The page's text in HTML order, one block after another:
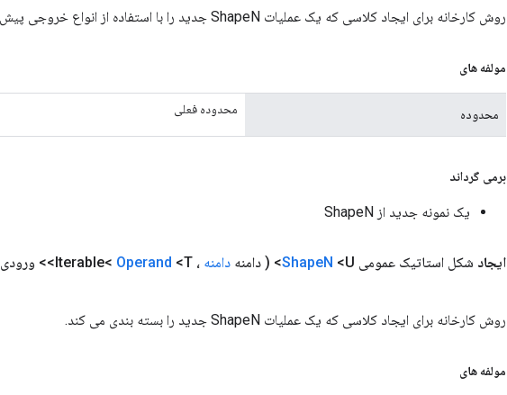
روش کارخانه برای ایجاد کلاسی که یک عملیات ShapeN جدید را با استفاده از انواع خروجی پیش‌فرض بسته بندی می‌کند.
مولفه های
محدوده محدوده فعلی
برمی گرداند
یک نمونه جدید از ShapeN
ایجاد شکل استاتیک عمومی ShapeN <U> ( دامنه دامنه ، Iterable< Operand <T>> ورودی، Class<U> out
روش کارخانه برای ایجاد کلاسی که یک عملیات ShapeN جدید را بسته بندی می کند.
مولفه های